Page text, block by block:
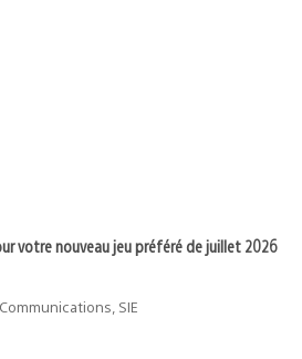
votre nouveau jeu préféré de juillet 2026
SIE